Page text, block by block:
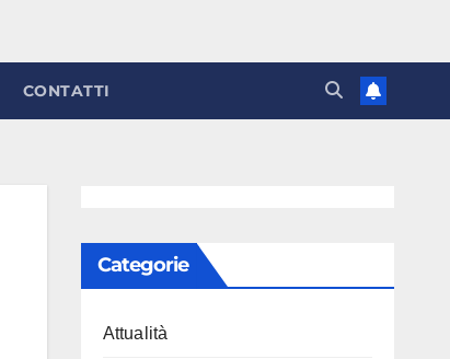
CONTATTI
Categorie
Attualità